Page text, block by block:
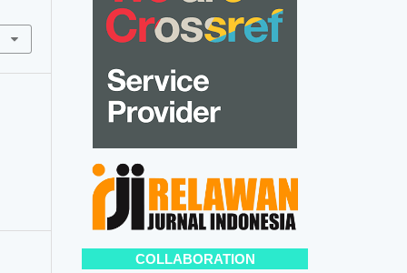
COLLABORATION